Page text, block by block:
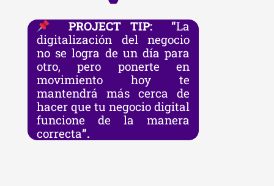
PROJECT TIP: “La
digitalización del negocio
no se logra de un día para
otro, pero ponerte en
movimiento hoy te
mantendrá más cerca de
hacer que tu negocio digital
funcione de la manera
correcta”.